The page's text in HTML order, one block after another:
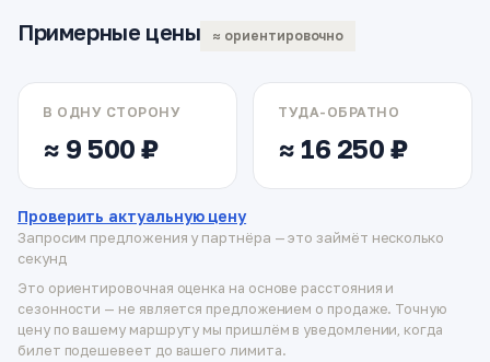
Примерные цены ≈ ориентировочно
В ОДНУ СТОРОНУ
≈ 9 500 ₽
ТУДА-ОБРАТНО
≈ 16 250 ₽
Проверить актуальную цену
Запросим предложения у партнёра — это займёт несколько
секунд
Это ориентировочная оценка на основе расстояния и
сезонности — не является предложением о продаже. Точную
цену по вашему маршруту мы пришлём в уведомлении, когда
билет подешевеет до вашего лимита.